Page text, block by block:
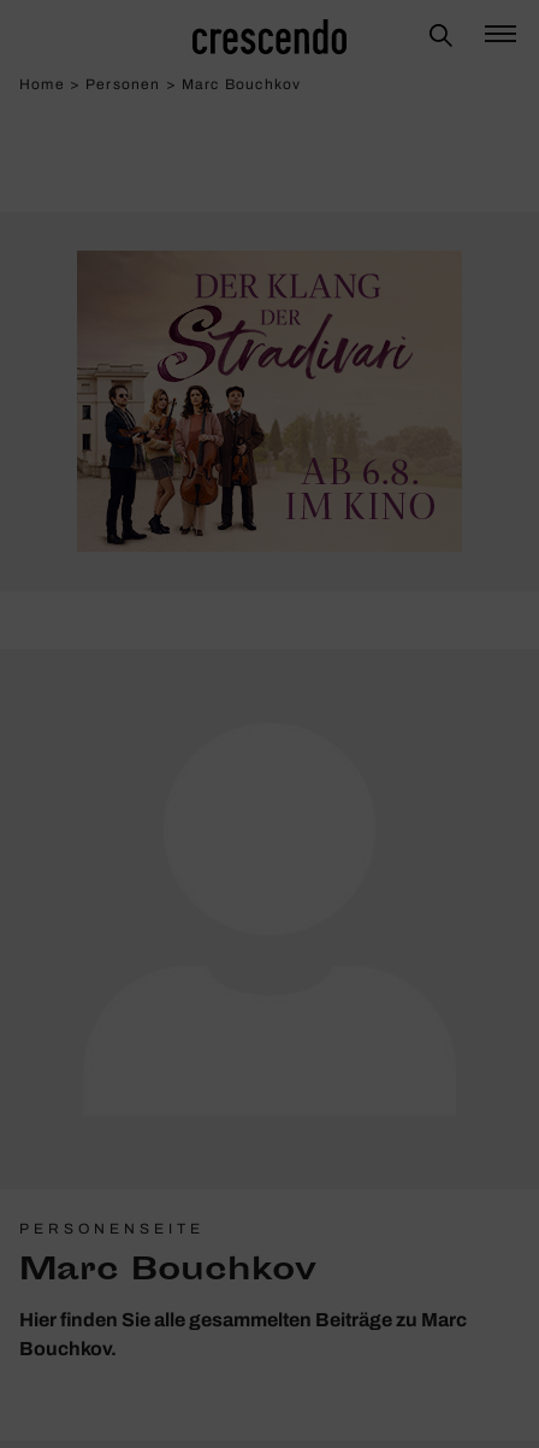
Home > Personen > Marc Bouchkov
PERSONENSEITE
Marc Bouchkov
Hier finden Sie alle gesammelten Beiträge zu Marc
Bouchkov.